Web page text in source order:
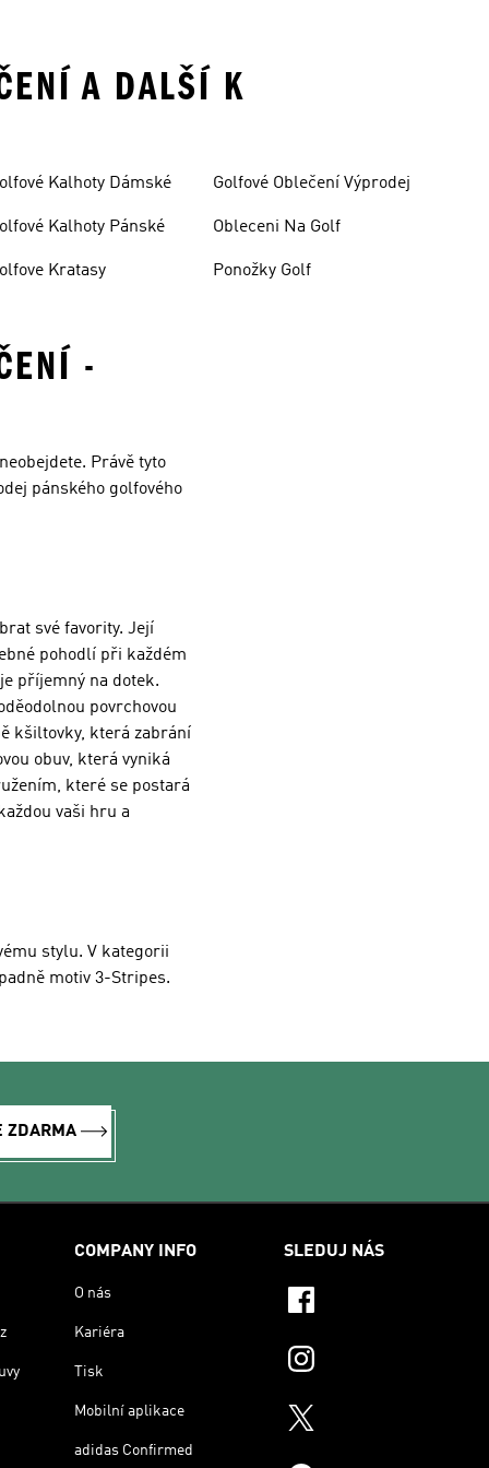
A DALŠÍ K
Kalhoty Dámské
Kalhoty Pánské
Kratasy
Golfové Oblečení Výprodej
Obleceni Na Golf
Ponožky Golf
-
Právě tyto
pánského golfového
své favority. Její
pohodlí při každém
příjemný na dotek.
povrchovou
kšiltovky, která zabrání
obuv, která vyniká
které se postará
vaši hru a
stylu. V kategorii
motiv 3-Stripes.
ZDARMA
COMPANY INFO
O nás
Kariéra
Tisk
Mobilní aplikace
adidas Confirmed
SLEDUJ NÁS